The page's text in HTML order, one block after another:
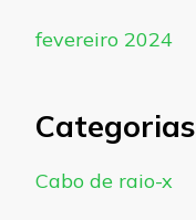
fevereiro 2024
Categorias
Cabo de raio-x